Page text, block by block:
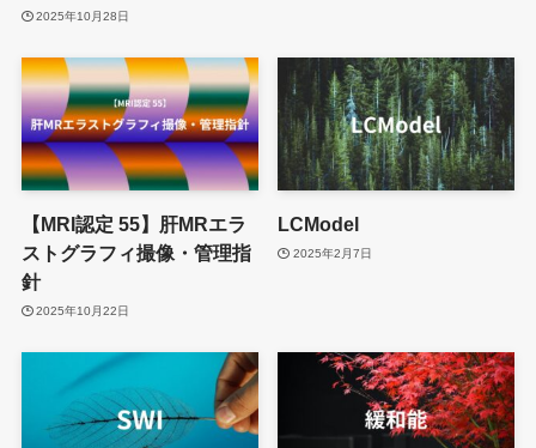
2025年10月28日
【MRI認定 55】肝MRエラ
ストグラフィ撮像・管理指
針
2025年10月22日
LCModel
2025年2月7日